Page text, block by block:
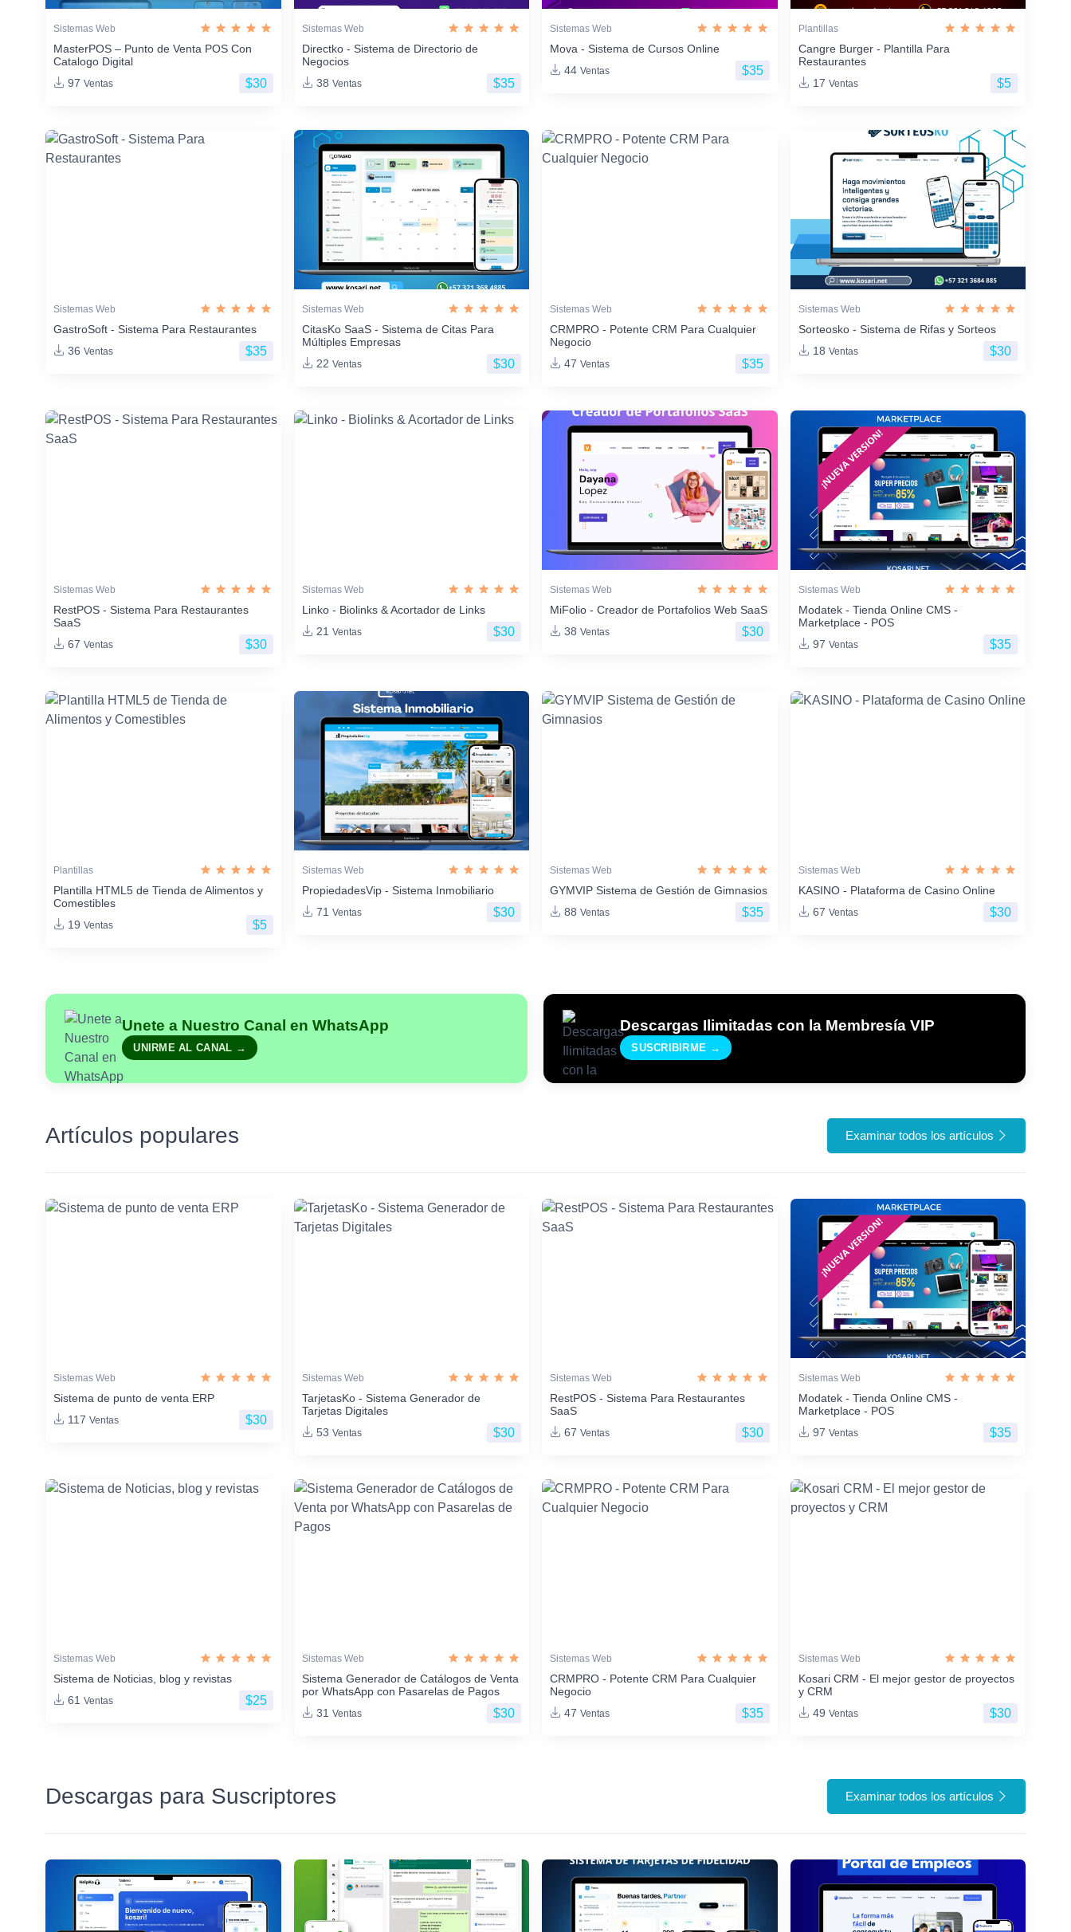
Sistemas Web
MasterPOS – Punto de Venta POS Con
Catalogo Digital
97 Ventas $30
Sistemas Web
Directko - Sistema de Directorio de
Negocios
38 Ventas $35
Sistemas Web
Mova - Sistema de Cursos Online
44 Ventas $35
Plantillas
Cangre Burger - Plantilla Para
Restaurantes
17 Ventas $5
Sistemas Web
GastroSoft - Sistema Para Restaurantes
36 Ventas $35
Sistemas Web
CitasKo SaaS - Sistema de Citas Para
Múltiples Empresas
22 Ventas $30
Sistemas Web
CRMPRO - Potente CRM Para Cualquier
Negocio
47 Ventas $35
Sistemas Web
Sorteosko - Sistema de Rifas y Sorteos
18 Ventas $30
Sistemas Web
RestPOS - Sistema Para Restaurantes
SaaS
67 Ventas $30
Sistemas Web
Linko - Biolinks & Acortador de Links
21 Ventas $30
Sistemas Web
MiFolio - Creador de Portafolios Web SaaS
38 Ventas $30
Sistemas Web
Modatek - Tienda Online CMS -
Marketplace - POS
97 Ventas $35
Plantillas
Plantilla HTML5 de Tienda de Alimentos y
Comestibles
19 Ventas $5
Sistemas Web
PropiedadesVip - Sistema Inmobiliario
71 Ventas $30
Sistemas Web
GYMVIP Sistema de Gestión de Gimnasios
88 Ventas $35
Sistemas Web
KASINO - Plataforma de Casino Online
67 Ventas $30
Unete a Nuestro Canal en WhatsApp
UNIRME AL CANAL →
Descargas Ilimitadas con la Membresía VIP
SUSCRIBIRME →
Artículos populares Examinar todos los artículos
Sistemas Web
Sistema de punto de venta ERP
117 Ventas $30
Sistemas Web
TarjetasKo - Sistema Generador de
Tarjetas Digitales
53 Ventas $30
Sistemas Web
RestPOS - Sistema Para Restaurantes
SaaS
67 Ventas $30
Sistemas Web
Modatek - Tienda Online CMS -
Marketplace - POS
97 Ventas $35
Sistemas Web
Sistema de Noticias, blog y revistas
61 Ventas $25
Sistemas Web
Sistema Generador de Catálogos de Venta
por WhatsApp con Pasarelas de Pagos
31 Ventas $30
Sistemas Web
CRMPRO - Potente CRM Para Cualquier
Negocio
47 Ventas $35
Sistemas Web
Kosari CRM - El mejor gestor de proyectos
y CRM
49 Ventas $30
Descargas para Suscriptores Examinar todos los artículos